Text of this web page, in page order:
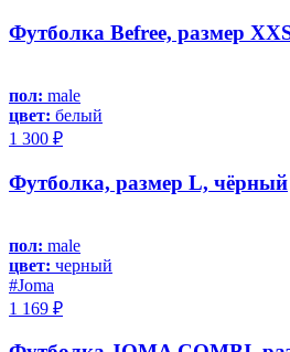
Футболка Befree, размер
пол: male
цвет: белый
1 300 ₽
Футболка, размер L, чёрный
пол: male
цвет: черный
#Joma
1 169 ₽